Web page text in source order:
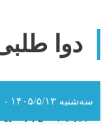
دوا
سه‌شنبه ۱۴۰۵/۵/۱۳ - ۹:۱۰